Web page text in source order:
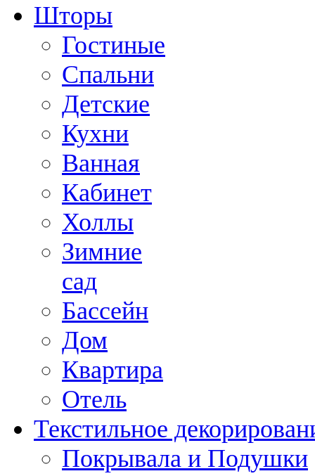
Шторы
Гостиные
Cпальни
Детские
Кухни
Ванная
Кабинет
Холлы
Зимние
сад
Бассейн
Дом
Квартира
Отель
Текстильное
Покрывала и Подушки